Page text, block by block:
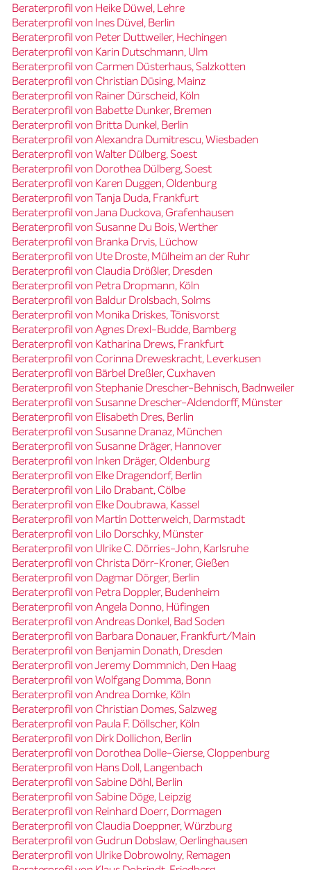
Beraterprofil von Heike Düwel, Lehre
Beraterprofil von Ines Düvel, Berlin
Beraterprofil von Peter Duttweiler, Hechingen
Beraterprofil von Karin Dutschmann, Ulm
Beraterprofil von Carmen Düsterhaus, Salzkotten
Beraterprofil von Christian Düsing, Mainz
Beraterprofil von Rainer Dürscheid, Köln
Beraterprofil von Babette Dunker, Bremen
Beraterprofil von Britta Dunkel, Berlin
Beraterprofil von Alexandra Dumitrescu, Wiesbaden
Beraterprofil von Walter Dülberg, Soest
Beraterprofil von Dorothea Dülberg, Soest
Beraterprofil von Karen Duggen, Oldenburg
Beraterprofil von Tanja Duda, Frankfurt
Beraterprofil von Jana Duckova, Grafenhausen
Beraterprofil von Susanne Du Bois, Werther
Beraterprofil von Branka Drvis, Lüchow
Beraterprofil von Ute Droste, Mülheim an der Ruhr
Beraterprofil von Claudia Drößler, Dresden
Beraterprofil von Petra Dropmann, Köln
Beraterprofil von Baldur Drolsbach, Solms
Beraterprofil von Monika Driskes, Tönisvorst
Beraterprofil von Agnes Drexl-Budde, Bamberg
Beraterprofil von Katharina Drews, Frankfurt
Beraterprofil von Corinna Dreweskracht, Leverkusen
Beraterprofil von Bärbel Dreßler, Cuxhaven
Beraterprofil von Stephanie Drescher-Behnisch, Badnweiler
Beraterprofil von Susanne Drescher-Aldendorff, Münster
Beraterprofil von Elisabeth Dres, Berlin
Beraterprofil von Susanne Dranaz, München
Beraterprofil von Susanne Dräger, Hannover
Beraterprofil von Inken Dräger, Oldenburg
Beraterprofil von Elke Dragendorf, Berlin
Beraterprofil von Lilo Drabant, Cölbe
Beraterprofil von Elke Doubrawa, Kassel
Beraterprofil von Martin Dotterweich, Darmstadt
Beraterprofil von Lilo Dorschky, Münster
Beraterprofil von Ulrike C. Dörries-John, Karlsruhe
Beraterprofil von Christa Dörr-Kroner, Gießen
Beraterprofil von Dagmar Dörger, Berlin
Beraterprofil von Petra Doppler, Budenheim
Beraterprofil von Angela Donno, Hüfingen
Beraterprofil von Andreas Donkel, Bad Soden
Beraterprofil von Barbara Donauer, Frankfurt/Main
Beraterprofil von Benjamin Donath, Dresden
Beraterprofil von Jeremy Dommnich, Den Haag
Beraterprofil von Wolfgang Domma, Bonn
Beraterprofil von Andrea Domke, Köln
Beraterprofil von Christian Domes, Salzweg
Beraterprofil von Paula F. Döllscher, Köln
Beraterprofil von Dirk Dollichon, Berlin
Beraterprofil von Dorothea Dolle-Gierse, Cloppenburg
Beraterprofil von Hans Doll, Langenbach
Beraterprofil von Sabine Döhl, Berlin
Beraterprofil von Sabine Döge, Leipzig
Beraterprofil von Reinhard Doerr, Dormagen
Beraterprofil von Claudia Doeppner, Würzburg
Beraterprofil von Gudrun Dobslaw, Oerlinghausen
Beraterprofil von Ulrike Dobrowolny, Remagen